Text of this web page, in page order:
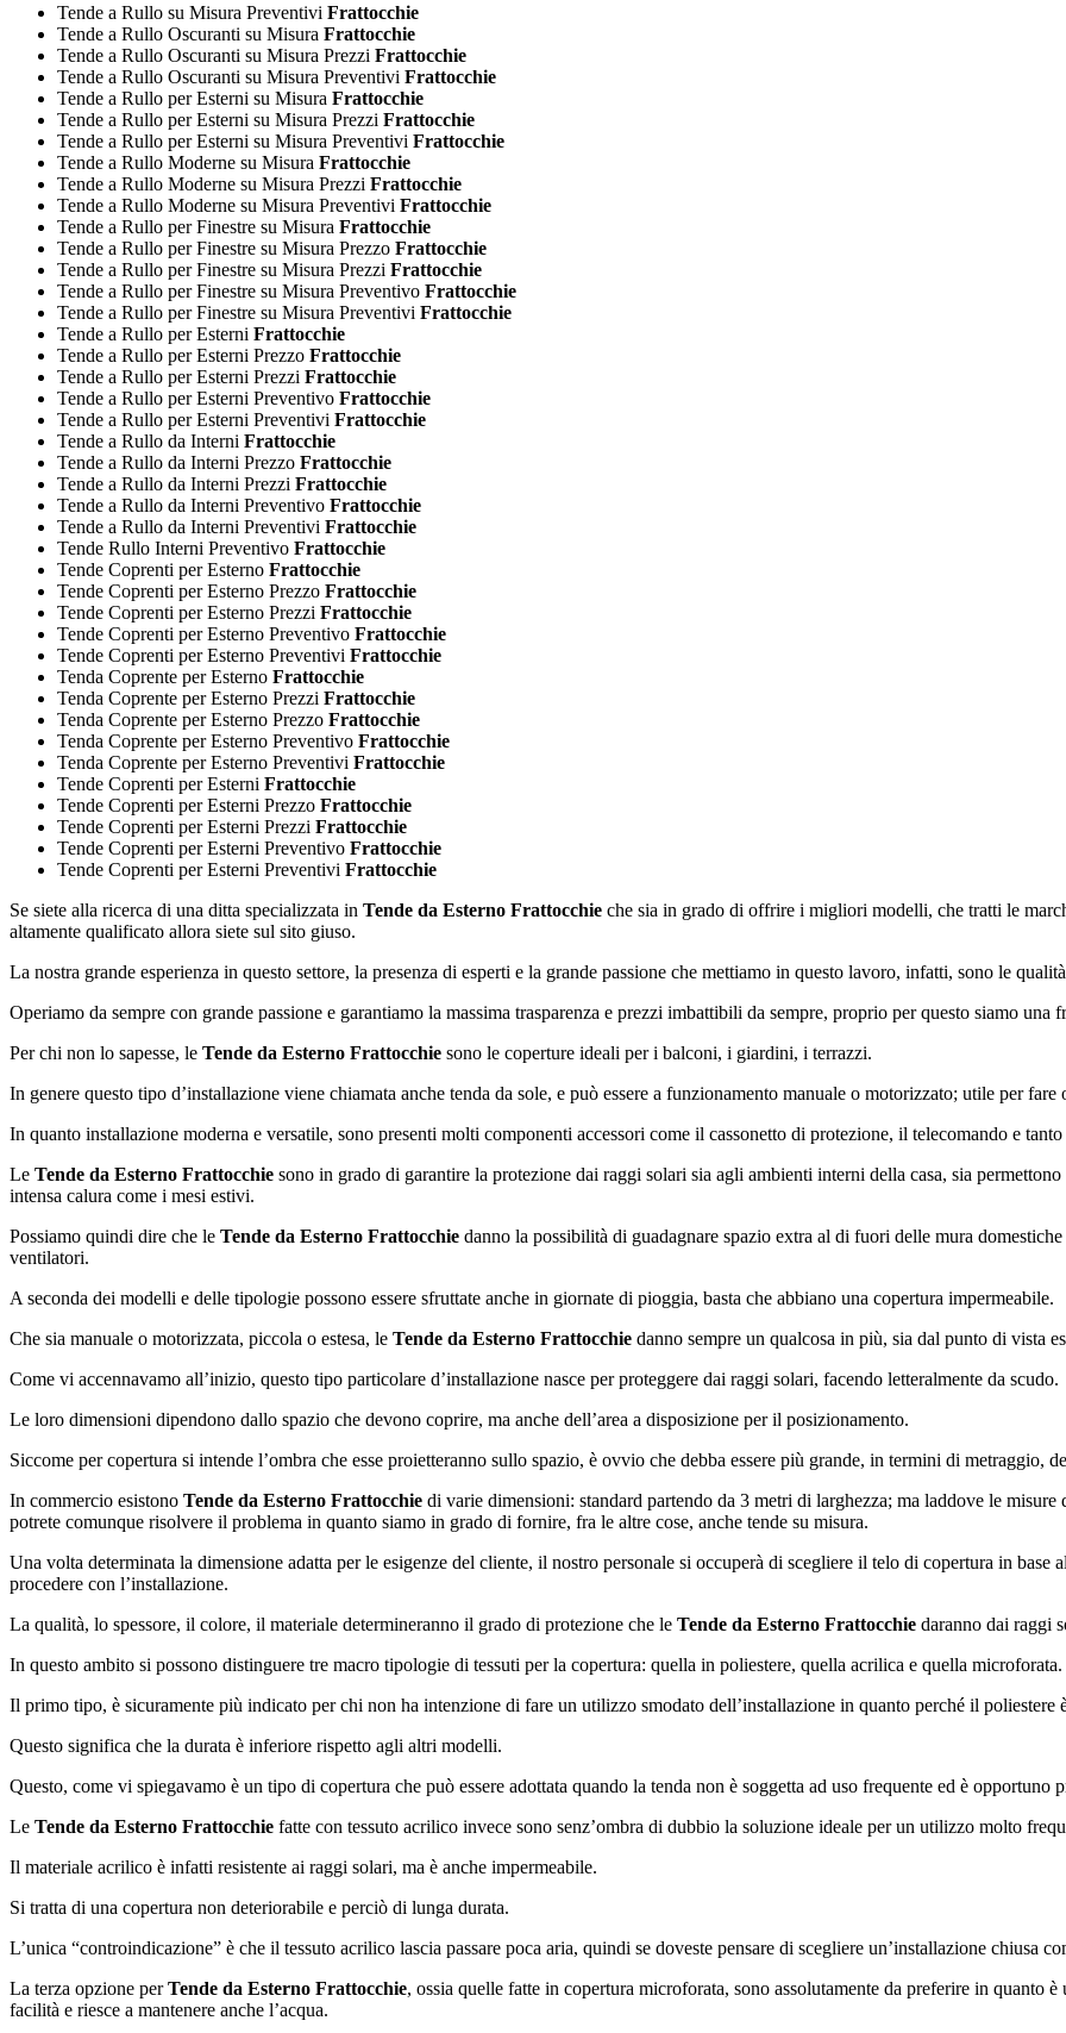
Tende a Rullo su Misura Preventivi Frattocchie
Tende a Rullo Oscuranti su Misura Frattocchie
Tende a Rullo Oscuranti su Misura Prezzi Frattocchie
Tende a Rullo Oscuranti su Misura Preventivi Frattocchie
Tende a Rullo per Esterni su Misura Frattocchie
Tende a Rullo per Esterni su Misura Prezzi Frattocchie
Tende a Rullo per Esterni su Misura Preventivi Frattocchie
Tende a Rullo Moderne su Misura Frattocchie
Tende a Rullo Moderne su Misura Prezzi Frattocchie
Tende a Rullo Moderne su Misura Preventivi Frattocchie
Tende a Rullo per Finestre su Misura Frattocchie
Tende a Rullo per Finestre su Misura Prezzo Frattocchie
Tende a Rullo per Finestre su Misura Prezzi Frattocchie
Tende a Rullo per Finestre su Misura Preventivo Frattocchie
Tende a Rullo per Finestre su Misura Preventivi Frattocchie
Tende a Rullo per Esterni Frattocchie
Tende a Rullo per Esterni Prezzo Frattocchie
Tende a Rullo per Esterni Prezzi Frattocchie
Tende a Rullo per Esterni Preventivo Frattocchie
Tende a Rullo per Esterni Preventivi Frattocchie
Tende a Rullo da Interni Frattocchie
Tende a Rullo da Interni Prezzo Frattocchie
Tende a Rullo da Interni Prezzi Frattocchie
Tende a Rullo da Interni Preventivo Frattocchie
Tende a Rullo da Interni Preventivi Frattocchie
Tende Rullo Interni Preventivo Frattocchie
Tende Coprenti per Esterno Frattocchie
Tende Coprenti per Esterno Prezzo Frattocchie
Tende Coprenti per Esterno Prezzi Frattocchie
Tende Coprenti per Esterno Preventivo Frattocchie
Tende Coprenti per Esterno Preventivi Frattocchie
Tenda Coprente per Esterno Frattocchie
Tenda Coprente per Esterno Prezzi Frattocchie
Tenda Coprente per Esterno Prezzo Frattocchie
Tenda Coprente per Esterno Preventivo Frattocchie
Tenda Coprente per Esterno Preventivi Frattocchie
Tende Coprenti per Esterni Frattocchie
Tende Coprenti per Esterni Prezzo Frattocchie
Tende Coprenti per Esterni Prezzi Frattocchie
Tende Coprenti per Esterni Preventivo Frattocchie
Tende Coprenti per Esterni Preventivi Frattocchie
Se siete alla ricerca di una ditta specializzata in Tende da Esterno Frattocchie che sia in grado di offrire i migliori modelli, che tratti le
altamente qualificato allora siete sul sito giuso.
La nostra grande esperienza in questo settore, la presenza di esperti e la grande passione che mettiamo in questo lavoro, infatti, sono le
Operiamo da sempre con grande passione e garantiamo la massima trasparenza e prezzi imbattibili da sempre, proprio per questo siamo una
Per chi non lo sapesse, le Tende da Esterno Frattocchie sono le coperture ideali per i balconi, i giardini, i terrazzi.
In genere questo tipo d’installazione viene chiamata anche tenda da sole, e può essere a funzionamento manuale o motorizzato; utile per fare
In quanto installazione moderna e versatile, sono presenti molti componenti accessori come il cassonetto di protezione, il telecomando e
Le Tende da Esterno Frattocchie sono in grado di garantire la protezione dai raggi solari sia agli ambienti interni della casa, sia
intensa calura come i mesi estivi.
Possiamo quindi dire che le Tende da Esterno Frattocchie danno la possibilità di guadagnare spazio extra al di fuori delle mura
ventilatori.
A seconda dei modelli e delle tipologie possono essere sfruttate anche in giornate di pioggia, basta che abbiano una copertura impermeabile.
Che sia manuale o motorizzata, piccola o estesa, le Tende da Esterno Frattocchie danno sempre un qualcosa in più, sia dal punto di vista
Come vi accennavamo all’inizio, questo tipo particolare d’installazione nasce per proteggere dai raggi solari, facendo letteralmente da scudo.
Le loro dimensioni dipendono dallo spazio che devono coprire, ma anche dell’area a disposizione per il posizionamento.
Siccome per copertura si intende l’ombra che esse proietteranno sullo spazio, è ovvio che debba essere più grande, in termini di metraggio,
In commercio esistono Tende da Esterno Frattocchie di varie dimensioni: standard partendo da 3 metri di larghezza; ma laddove le
potrete comunque risolvere il problema in quanto siamo in grado di fornire, fra le altre cose, anche tende su misura.
Una volta determinata la dimensione adatta per le esigenze del cliente, il nostro personale si occuperà di scegliere il telo di copertura in
procedere con l’installazione.
La qualità, lo spessore, il colore, il materiale determineranno il grado di protezione che le Tende da Esterno Frattocchie daranno dai raggi
In questo ambito si possono distinguere tre macro tipologie di tessuti per la copertura: quella in poliestere, quella acrilica e quella microforata.
Il primo tipo, è sicuramente più indicato per chi non ha intenzione di fare un utilizzo smodato dell’installazione in quanto perché il
Questo significa che la durata è inferiore rispetto agli altri modelli.
Questo, come vi spiegavamo è un tipo di copertura che può essere adottata quando la tenda non è soggetta ad uso frequente ed è opportuno
Le Tende da Esterno Frattocchie fatte con tessuto acrilico invece sono senz’ombra di dubbio la soluzione ideale per un utilizzo molto
Il materiale acrilico è infatti resistente ai raggi solari, ma è anche impermeabile.
Si tratta di una copertura non deteriorabile e perciò di lunga durata.
L’unica “controindicazione” è che il tessuto acrilico lascia passare poca aria, quindi se doveste pensare di scegliere un’installazione chiusa
La terza opzione perTende da Esterno Frattocchie, ossia quelle fatte in copertura microforata, sono assolutamente da preferire in quanto
facilità e riesce a mantenere anche l’acqua.